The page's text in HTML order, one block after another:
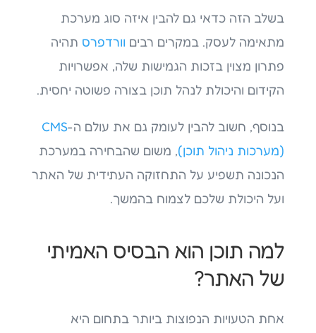
בשלב הזה כדאי גם להבין איזה סוג מערכת
מתאימה לעסק. במקרים רבים וורדפרס תהיה
פתרון מצוין בזכות הגמישות שלה, אפשרויות
הקידום והיכולת לנהל תוכן בצורה פשוטה יחסית.
בנוסף, חשוב להבין לעומק גם את עולם ה-CMS
(מערכות ניהול תוכן), משום שהבחירה במערכת
הנכונה תשפיע על התחזוקה העתידית של האתר
ועל היכולת שלכם לצמוח בהמשך.
למה תוכן הוא הבסיס האמיתי
של האתר?
אחת הטעויות הנפוצות ביותר בתחום היא